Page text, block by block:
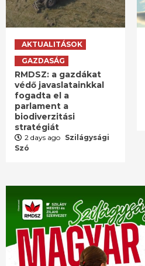
AKTUALITÁSOK
GAZDASÁG
RMDSZ: a gazdákat
védő javaslatainkkal
fogadta el a
parlament a
biodiverzitási
stratégiát
2 days ago Szilágysági
Szó